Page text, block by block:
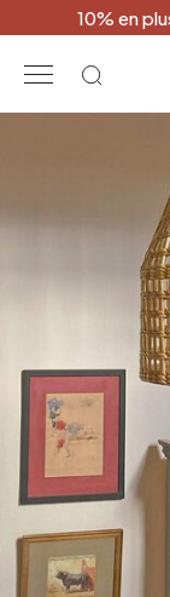
10% en